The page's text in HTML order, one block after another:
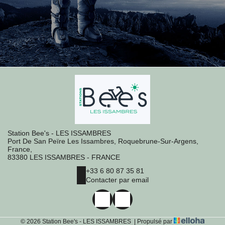
Station Bee's - LES ISSAMBRES
Port De San Peïre Les Issambres, Roquebrune-Sur-Argens,
France,
83380 LES ISSAMBRES - FRANCE
+33 6 80 87 35 81
Contacter par email
© 2026 Station Bee's - LES ISSAMBRES Propulsé par